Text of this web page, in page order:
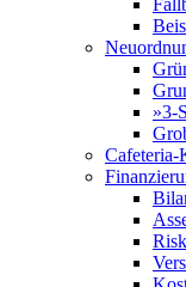
»3-
Cafeteria-